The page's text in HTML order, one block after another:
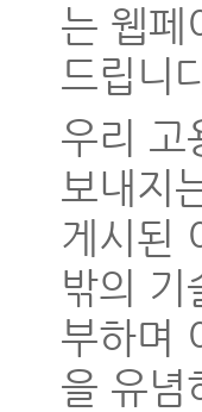
는 웹페
드립니
우리 고
보내지
게시된
밖의 기
부하며
을 유념